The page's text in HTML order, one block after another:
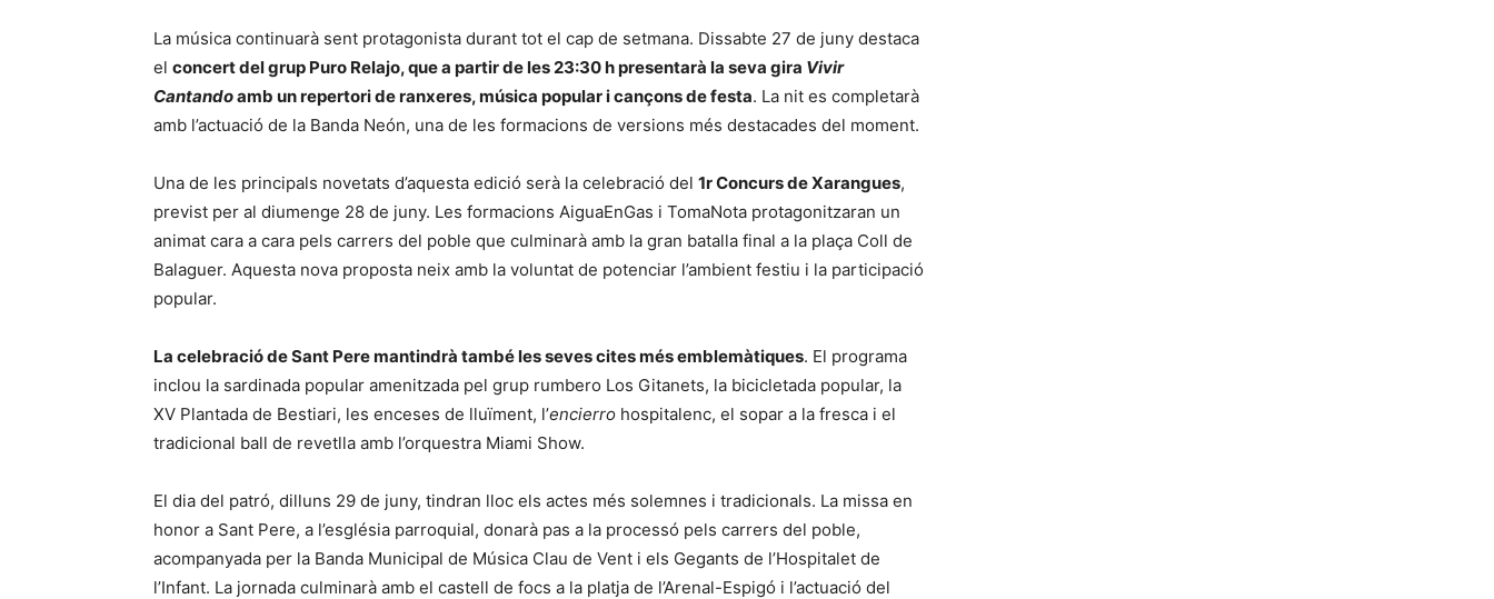
La música continuarà sent protagonista durant tot el cap de setmana. Dissabte 27 de juny destaca
el concert del grup Puro Relajo, que a partir de les 23:30 h presentarà la seva gira Vivir
Cantandoamb un repertori de ranxeres, música popular i cançons de festa. La nit es completarà
amb l’actuació de la Banda Neón, una de les formacions de versions més destacades del moment.
Una de les principals novetats d’aquesta edició serà la celebració del 1r Concurs de Xarangues,
previst per al diumenge 28 de juny. Les formacions AiguaEnGas i TomaNota protagonitzaran un
animat cara a cara pels carrers del poble que culminarà amb la gran batalla final a la plaça Coll de
Balaguer. Aquesta nova proposta neix amb la voluntat de potenciar l’ambient festiu i la participació
popular.
La celebració de Sant Pere mantindrà també les seves cites més emblemàtiques. El programa
inclou la sardinada popular amenitzada pel grup rumbero Los Gitanets, la bicicletada popular, la
XV Plantada de Bestiari, les enceses de lluïment, l’encierro hospitalenc, el sopar a la fresca i el
tradicional ball de revetlla amb l’orquestra Miami Show.
El dia del patró, dilluns 29 de juny, tindran lloc els actes més solemnes i tradicionals. La missa en
honor a Sant Pere, a l’església parroquial, donarà pas a la processó pels carrers del poble,
acompanyada per la Banda Municipal de Música Clau de Vent i els Gegants de l’Hospitalet de
l’Infant. La jornada culminarà amb el castell de focs a la platja de l’Arenal-Espigó i l’actuació del